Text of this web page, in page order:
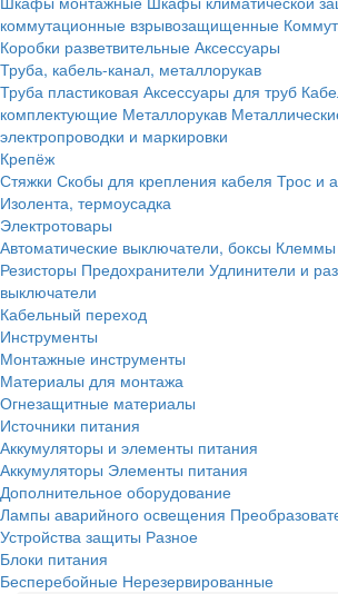
коммутационные взрывозащищенные
Коробки разветвительные Аксессуары
Труба, кабель-канал, металлорукав
Труба пластиковая Аксессуары для труб
комплектующие Металлорукав
электропроводки и маркировки
Крепёж
Стяжки Скобы для крепления кабеля Трос и
Изолента, термоусадка
Электротовары
Автоматические выключатели, боксы Клеммы
Резисторы Предохранители Удлинители и
выключатели
Кабельный переход
Инструменты
Монтажные инструменты
Материалы для монтажа
Огнезащитные материалы
Источники питания
Аккумуляторы и элементы питания
Аккумуляторы Элементы питания
Дополнительное оборудование
Лампы аварийного освещения
Устройства защиты Разное
Блоки питания
Бесперебойные Нерезервированные